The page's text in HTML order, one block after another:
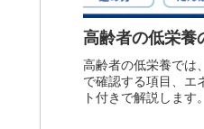
高齢者の低栄養
高齢者の低栄養では
で確認する項目、エ
ト付きで解説します。